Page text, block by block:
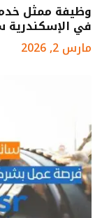
وظيفة ممثل
في
مارس 2, 2026